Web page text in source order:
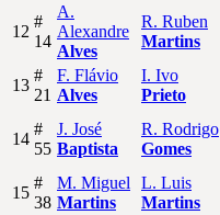
12
#
14
A.
Alexandre
Alves
R. Ruben
Martins
13
#
21
F. Flávio
Alves
I. Ivo
Prieto
14
#
55
J. José
Baptista
R. Rodrigo
Gomes
15
#
38
M. Miguel
Martins
L. Luis
Martins